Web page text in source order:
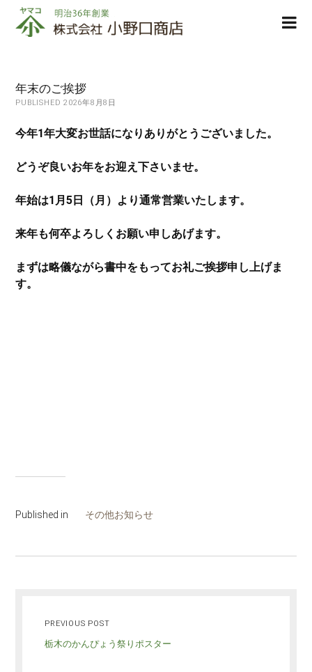
株
式
小
野
商
年末のご挨拶
PUBLISHED 2026年8月8日
今年1年大変お世話になりありがとうございました。
どうぞ良いお年をお迎え下さいませ。
年始は1月5日（月）より通常営業いたします。
来年も何卒よろしくお願い申しあげます。
まずは略儀ながら書中をもってお礼ご挨拶申し上げま
す。
Published in その他お知らせ
PREVIOUS POST
栃木のかんぴょう祭りポスター